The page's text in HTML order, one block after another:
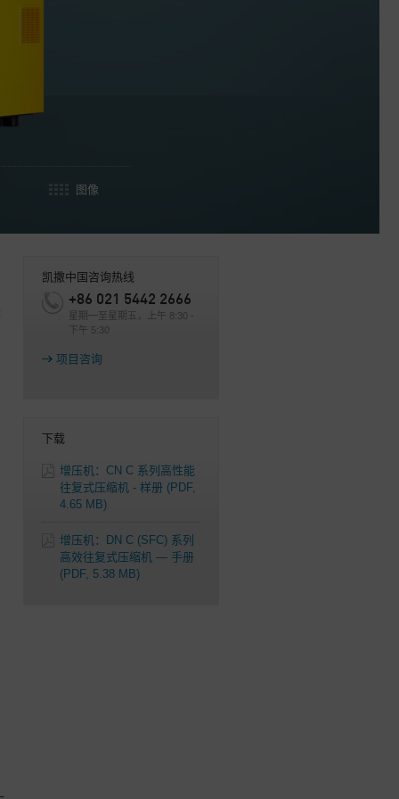
图像
凯撒中国咨询热线
+86 021 5442 2666
星期一至星期五，上午 8:30 -
下午 5:30
项目咨询
下载
增压机：CN C 系列高性能
往复式压缩机 - 样册 (PDF,
4.65 MB)
增压机：DN C (SFC) 系列
高效往复式压缩机 — 手册
(PDF, 5.38 MB)